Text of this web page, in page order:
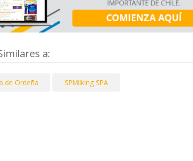
a:
de Ordeña SPMilking SPA